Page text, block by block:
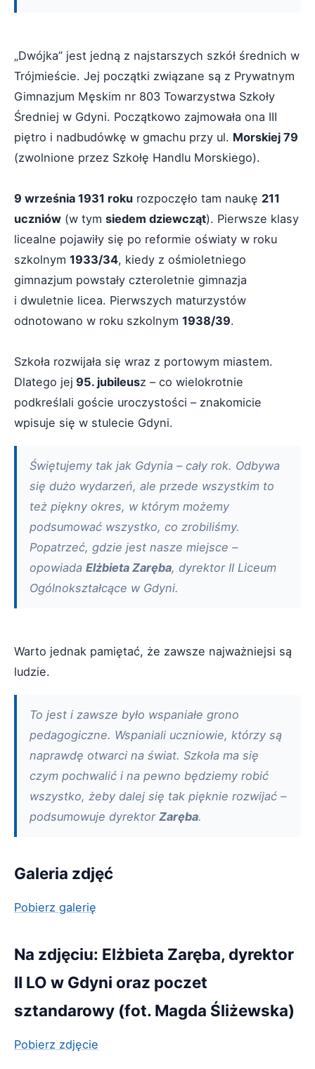
„Dwójka” jest jedną z najstarszych szkół średnich w
Trójmieście. Jej początki związane są z Prywatnym
Gimnazjum Męskim nr 803 Towarzystwa Szkoły
Średniej w Gdyni. Początkowo zajmowała ona III
piętro i nadbudówkę w gmachu przy ul. Morskiej 79
(zwolnione przez Szkołę Handlu Morskiego).
9 września 1931 roku rozpoczęło tam naukę 211
uczniów (w tym siedem dziewcząt). Pierwsze klasy
licealne pojawiły się po reformie oświaty w roku
szkolnym 1933/34, kiedy z ośmioletniego
gimnazjum powstały czteroletnie gimnazja
i dwuletnie licea. Pierwszych maturzystów
odnotowano w roku szkolnym 1938/39.
Szkoła rozwijała się wraz z portowym miastem.
Dlatego jej 95. jubileusz – co wielokrotnie
podkreślali goście uroczystości – znakomicie
wpisuje się w stulecie Gdyni.
Świętujemy tak jak Gdynia – cały rok. Odbywa
się dużo wydarzeń, ale przede wszystkim to
też piękny okres, w którym możemy
podsumować wszystko, co zrobiliśmy.
Popatrzeć, gdzie jest nasze miejsce –
opowiada Elżbieta Zaręba, dyrektor II Liceum
Ogólnokształcące w Gdyni.
Warto jednak pamiętać, że zawsze najważniejsi są
ludzie.
To jest i zawsze było wspaniałe grono
pedagogiczne. Wspaniali uczniowie, którzy są
naprawdę otwarci na świat. Szkoła ma się
czym pochwalić i na pewno będziemy robić
wszystko, żeby dalej się tak pięknie rozwijać –
podsumowuje dyrektor Zaręba.
Galeria zdjęć
Pobierz galerię
Na zdjęciu: Elżbieta Zaręba, dyrektor
II LO w Gdyni oraz poczet
sztandarowy (fot. Magda Śliżewska)
Pobierz zdjęcie